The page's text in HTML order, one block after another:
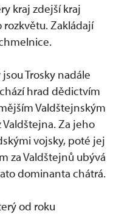
kraj zdejší kraj
Zakládají
Trosky nadále
hrad dědictvím
Valdštejnským
Za jeho
vojsky, poté jej
za Valdštejnů ubývá
dominanta chátrá.
od roku